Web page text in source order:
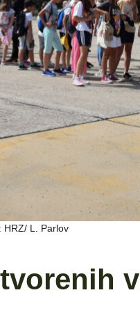
HRZ/ L. Parlov